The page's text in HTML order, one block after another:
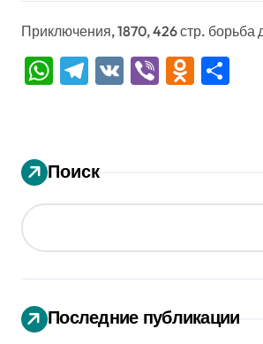
Приключения, 1870, 426 стр. борьба
WhatsApp
Telegram
VK Viber
Поиск
Последние публикации